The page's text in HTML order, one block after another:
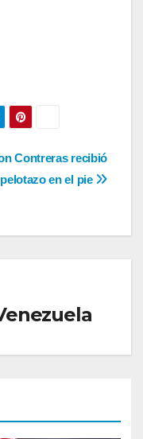
Contreras recibió
en el pie